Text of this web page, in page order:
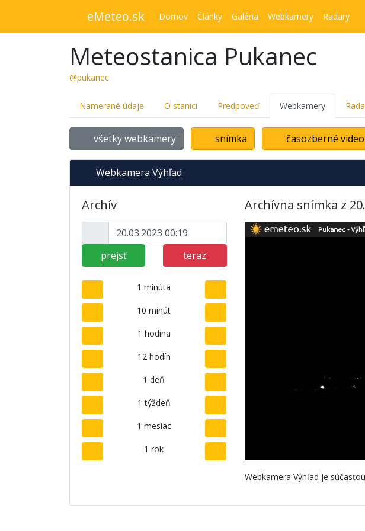
eMeteo.sk Domov Články Galéria Webkamery Radary
Meteostanica Pukanec
@pukanec
Namerané údaje O stanici Predpoveď Webkamery
všetky webkamery snímka časozberné video
Webkamera Výhľad
Archív
prejsť teraz
1 minúta
10 minút
1 hodina
12 hodín
1 deň
1 týždeň
1 mesiac
1 rok
Archívna snímka z
Webkamera Výhľad je